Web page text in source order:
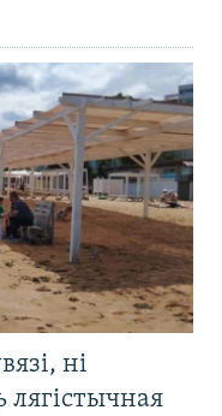
ні
лягістычная